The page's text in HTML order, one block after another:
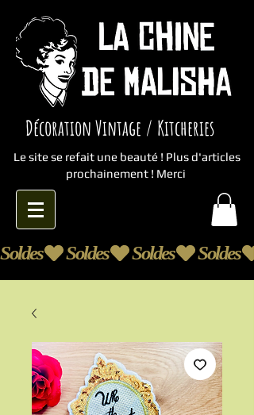
Décoration Vintage / Kitcheries
Le site se refait une beauté ! Plus d'articles
prochainement ! Merci
Soldes